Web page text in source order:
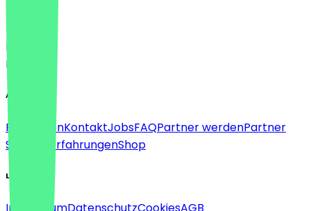
Deutsch
English
About
Für FirmenKontaktJobsFAQPartner werdenPartner
Support
ErfahrungenShop
Legal
ImpressumDatenschutzCookiesAGB